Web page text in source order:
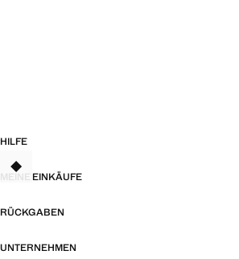
HILFE
MEINE EINKÄUFE
RÜCKGABEN
UNTERNEHMEN